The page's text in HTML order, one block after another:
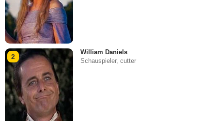
2
William Daniels
Schauspieler, cutter